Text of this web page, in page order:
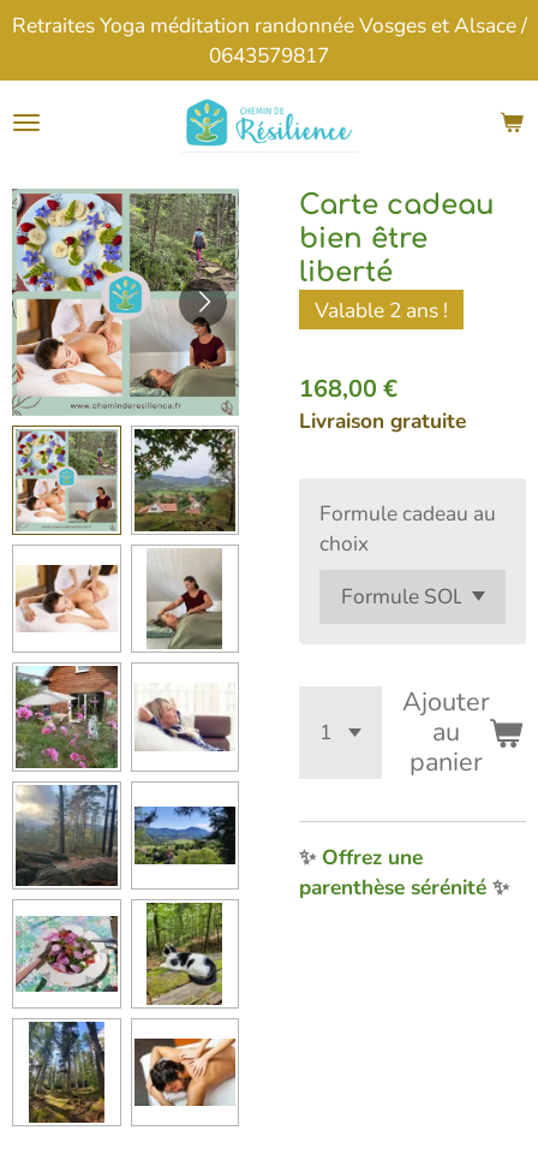
Passer
contenu
principal
Retraites Yoga méditation randonnée Vosges et Alsace /
0643579817
Carte cadeau
bien être
liberté
Valable 2 ans !
168,00 €
Livraison gratuite
Formule cadeau au
choix
Ajouter
au
panier
✨ Offrez une
parenthèse sérénité ✨